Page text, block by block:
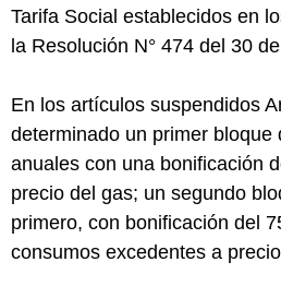
Tarifa Social establecidos en
la Resolución N° 474 del 30
En los artículos suspendidos
determinado un primer bloque
anuales con una bonificación
precio del gas; un segundo
primero, con bonificación del
consumos excedentes a